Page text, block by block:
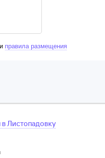
и правила размещения
вЛистопадовку